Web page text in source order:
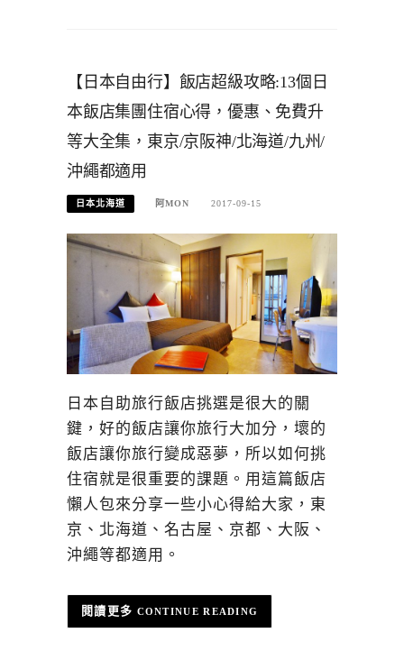
【日本自由行】飯店超級攻略:13個日
本飯店集團住宿心得，優惠、免費升
等大全集，東京/京阪神/北海道/九州/
沖繩都適用
日本北海道 阿MON 2017-09-15
日本自助旅行飯店挑選是很大的關
鍵，好的飯店讓你旅行大加分，壞的
飯店讓你旅行變成惡夢，所以如何挑
住宿就是很重要的課題。用這篇飯店
懶人包來分享一些小心得給大家，東
京、北海道、名古屋、京都、大阪、
沖繩等都適用。
CONTINUE READING